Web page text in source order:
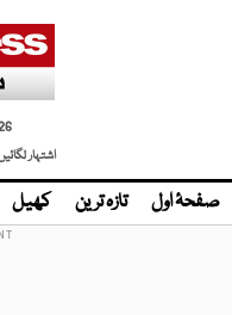
اشتہار
صفحۂ اول تازہ ترین کھیل